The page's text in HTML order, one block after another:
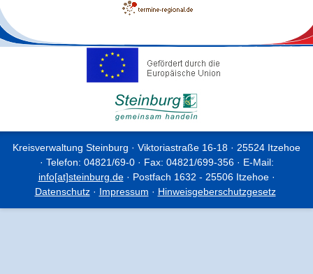
Kreisverwaltung Steinburg · Viktoriastraße 16-18 · 25524 Itzehoe
· Telefon: 04821/69-0 · Fax: 04821/699-356 · E-Mail:
info[at]steinburg.de· Postfach 1632 - 25506 Itzehoe ·
Datenschutz· Impressum · Hinweisgeberschutzgesetz